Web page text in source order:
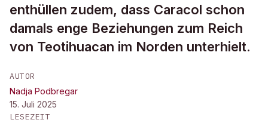
enthüllen zudem, dass Caracol schon
damals enge Beziehungen zum Reich
von Teotihuacan im Norden unterhielt.
AUTOR
Nadja Podbregar
15. Juli 2025
LESEZEIT